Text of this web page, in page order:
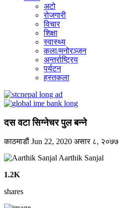
अटो
रोजगारी
विचार
शिक्षा
स्वास्थ्य
कला/मनोरञ्जन
अन्तर्राष्ट्रिय
पर्यटन
हस्तकला
दस वटा सिग्नेचर पुल बन्ने
काठमाडाैं Jun 22, 2020 असार ८, २०७७
Aarthik Sanjal
1.2K
shares